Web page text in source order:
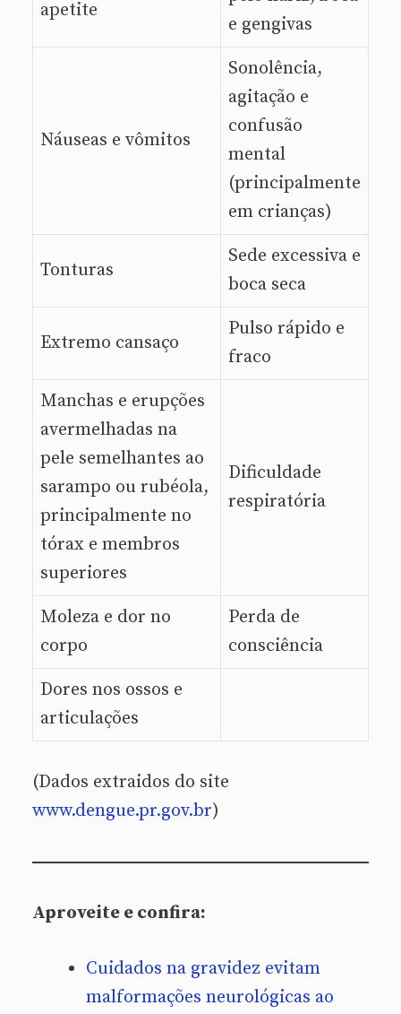
apetite
e gengivas
Náuseas e vômitos
Sonolência,
agitação e
confusão
mental
(principalmente
em crianças)
Tonturas
Sede excessiva e
boca seca
Extremo cansaço
Pulso rápido e
fraco
Manchas e erupções
avermelhadas na
pele semelhantes ao
sarampo ou rubéola,
principalmente no
tórax e membros
superiores
Dificuldade
respiratória
Moleza e dor no
corpo
Perda de
consciência
Dores nos ossos e
articulações
(Dados extraidos do site
www.dengue.pr.gov.br)
Aproveite e confira:
Cuidados na gravidez evitam
malformações neurológicas ao